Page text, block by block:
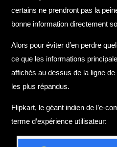
certains ne prendront pas la
bonne information directement
Alors pour éviter d’en perdre
ce que les informations
affichés au dessus de la ligne
les plus répandus.
Flipkart, le géant indien de l’e-
terme d’expérience utilisateur: